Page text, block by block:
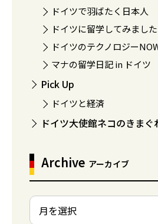
ドイツで羽ばたく日本人
ドイツに留学してみまし
ドイツのテクノロジー
マナの留学日記 in ドイツ
Pick Up
ドイツと経済
ドイツ大使館ネコのきまぐ
Archive アーカイブ